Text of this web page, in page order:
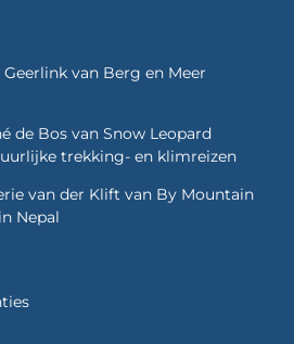
van Berg en Meer
de Bos van Snow Leopard
trekking- en klimreizen
van der Klift van By Mountain
Nepal